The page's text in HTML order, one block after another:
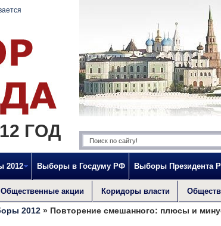
ГОД
2012 Выборы в Госдуму РФ Выборы Президента
Общественные акции Коридоры власти
2012 » Повторение смешанного: плюсы и